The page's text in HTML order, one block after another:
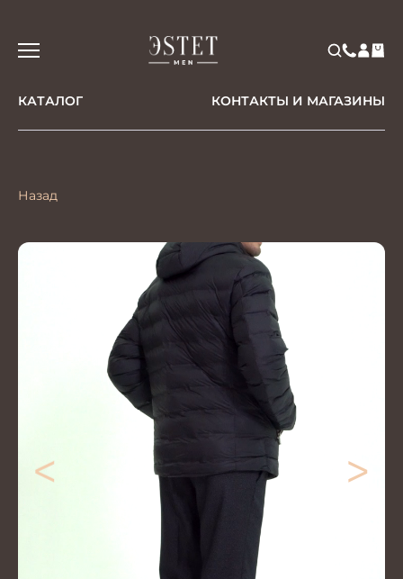
КАТАЛОГ КОНТАКТЫ И МАГАЗИНЫ
Назад
< >